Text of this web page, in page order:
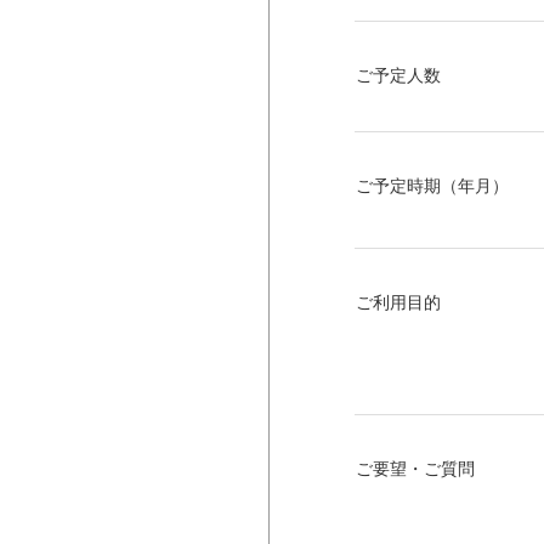
ご予定人数
ご予定時期（年月）
ご利用目的
ご要望・ご質問